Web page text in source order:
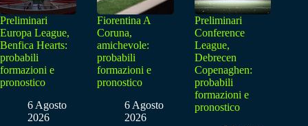
Preliminari
Europa League,
Benfica Hearts:
probabili
formazioni e
pronostico
6 Agosto
2026
Fiorentina A
Coruna,
amichevole:
probabili
formazioni e
pronostico
6 Agosto
2026
Preliminari
Conference
League,
Debrecen
Copenaghen:
probabili
formazioni e
pronostico